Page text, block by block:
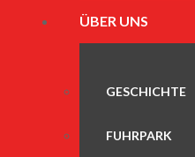
ÜBER UNS
GESCHICHTE
FUHRPARK